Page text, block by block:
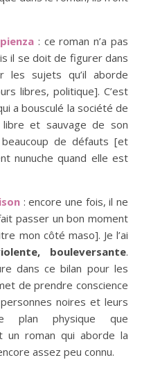
: ce roman n’a pas
il se doit de figurer dans
les sujets qu’il aborde
libres, politique]. C’est
a bousculé la société de
et sauvage de son
de défauts [et
nunuche quand elle est
: encore une fois, il ne
passer un bon moment
mon côté maso]. Je l’ai
bouleversante.
dans ce bilan pour les
de prendre conscience
noires et leurs
plan physique que
un roman qui aborde la
assez peu connu.